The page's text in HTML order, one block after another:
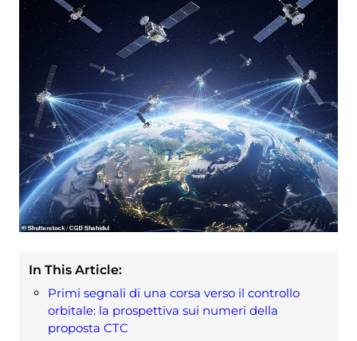
In This Article:
Primi segnali di una corsa verso il controllo
orbitale: la prospettiva sui numeri della
proposta CTC